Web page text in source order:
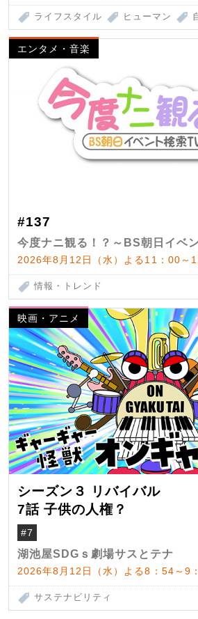
ライフスタイル ヒューマン
エンタメ・音楽
#137
今度ナニ観る！？～BS朝日イベ
2026年8月12日（水）よる11：00～
情報・トレンド
映画・アニメ
シーズン３ リバイバル
7話 子供の人権？
#7
湖池屋SDGｓ劇場サスとテナ
2026年8月12日（水）よる8：54～9
サステナビリティ